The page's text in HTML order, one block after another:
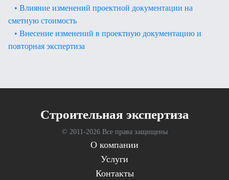
• Влияние изменений проектной документации на
сметную стоимость
• Внесение изменений в проектную документацию и
повторная экспертиза
Cтроительная экспертиза
© 2011-2026 Все права защищены
О компании
Услуги
Контакты